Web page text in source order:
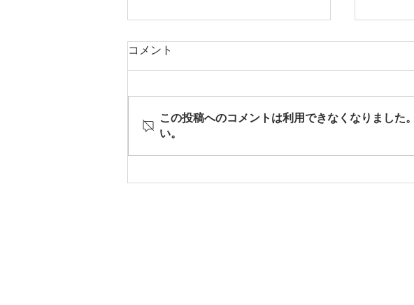
【重要】西川原店Cスタジオ
コメント
この投稿へのコメントは利用できなくなりました
い。